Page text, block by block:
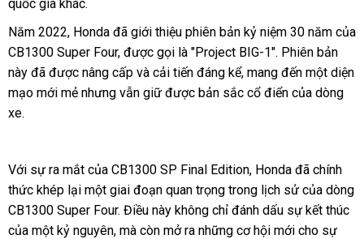
quốc gia khác.
Năm 2022, Honda đã giới thiệu phiên bản kỷ niệm 30 năm của
CB1300 Super Four, được gọi là "Project BIG-1". Phiên bản
này đã được nâng cấp và cải tiến đáng kể, mang đến một diện
mạo mới mẻ nhưng vẫn giữ được bản sắc cổ điển của dòng
xe.
Với sự ra mắt của CB1300 SP Final Edition, Honda đã chính
thức khép lại một giai đoạn quan trọng trong lịch sử của dòng
CB1300 Super Four. Điều này không chỉ đánh dấu sự kết thúc
của một kỷ nguyên, mà còn mở ra những cơ hội mới cho sự